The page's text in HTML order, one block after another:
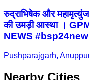
रुद्राभिषेक और
की उमड़ी आस्था ।
NEWS
Pushparajgarh,
Nearby Cities